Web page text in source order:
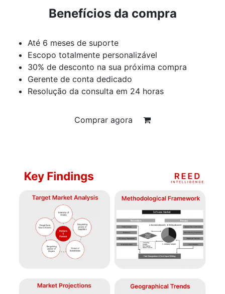
Benefícios da compra
Até 6 meses de suporte
Escopo totalmente personalizável
30% de desconto na sua próxima compra
Gerente de conta dedicado
Resolução da consulta em 24 horas
Comprar agora